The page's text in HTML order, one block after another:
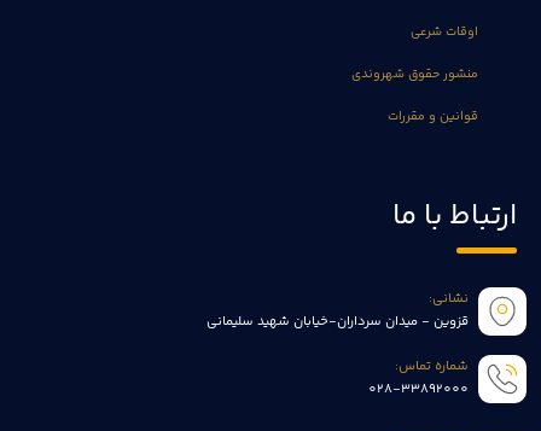
اوقات شرعی
منشور حقوق شهروندی
قوانین و مقررات
ارتباط با ما
نشانی:
قزوین - میدان سرداران-خیابان شهید سلیمانی
شماره تماس:
028-33892000